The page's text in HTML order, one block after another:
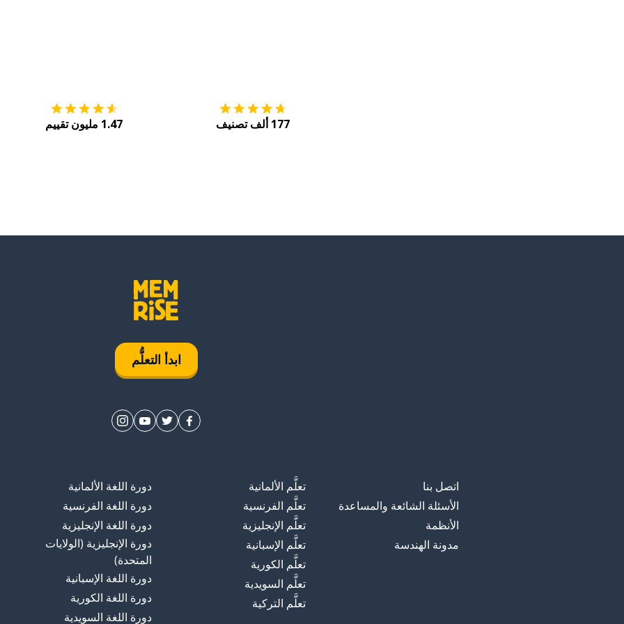
177 ألف تصنيف 1.47 مليون تقييم
ابدأ التعلُّم
اتصل بنا
الأسئلة الشائعة والمساعدة
الأنظمة
مدونة الهندسة
تعلَّم الألمانية
تعلَّم الفرنسية
تعلَّم الإنجليزية
تعلَّم الإسبانية
تعلَّم الكورية
تعلَّم السويدية
تعلَّم التركية
دورة اللغة الألمانية
دورة اللغة الفرنسية
دورة اللغة الإنجليزية
دورة الإنجليزية (الولايات
المتحدة)
دورة اللغة الإسبانية
دورة اللغة الكورية
دورة اللغة السويدية